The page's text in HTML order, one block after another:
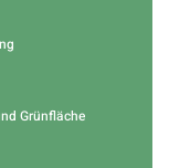
Grünfläche